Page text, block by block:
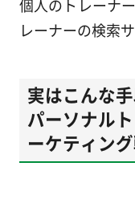
個人のトレーナ
レーナーの検索サ
実はこんな手
パーソナル
ーケティン